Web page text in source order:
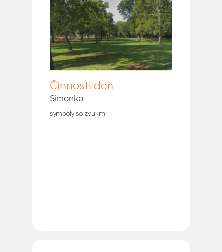
Činnosti deň
Simonka
symboly so zvukmi